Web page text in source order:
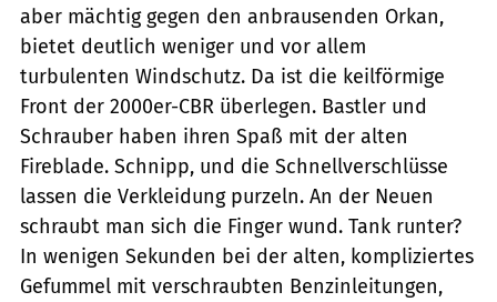
aber mächtig gegen den anbrausenden Orkan,
bietet deutlich weniger und vor allem
turbulenten Windschutz. Da ist die keilförmige
Front der 2000er-CBR überlegen. Bastler und
Schrauber haben ihren Spaß mit der alten
Fireblade. Schnipp, und die Schnellverschlüsse
lassen die Verkleidung purzeln. An der Neuen
schraubt man sich die Finger wund. Tank runter?
In wenigen Sekunden bei der alten, kompliziertes
Gefummel mit verschraubten Benzinleitungen,